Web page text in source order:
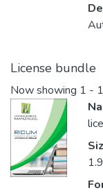
License bundle
Now showing 1 -